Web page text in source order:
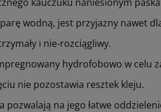
wodną, jest przyjazny nawet
i nie-rozciągliwy.
hydrofobowo w celu
nie po­zostawia resztek kleju.
pozwalają na jego łatwe